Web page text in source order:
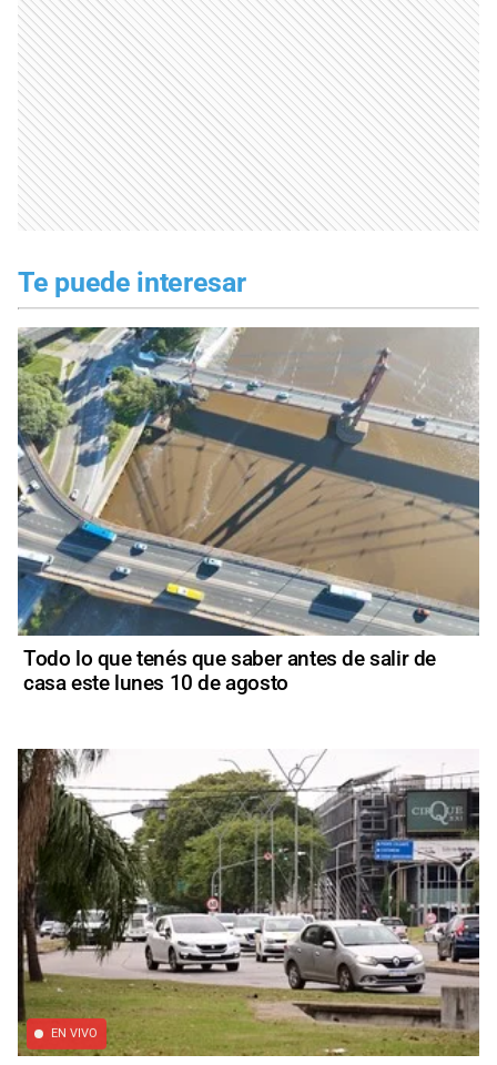
Te puede interesar
Todo lo que tenés que saber antes de salir de
casa este lunes 10 de agosto
EN VIVO